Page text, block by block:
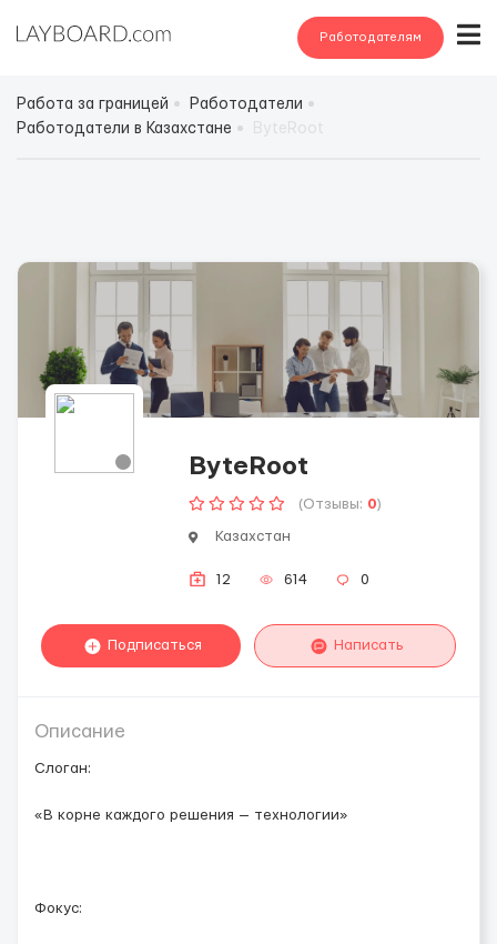
Работодателям
Работа за границей
Работодатели
Работодатели в Казахстане
ByteRoot
(Отзывы: 0)
Казахстан
12 614 0
Подписаться Написать
Описание
Слоган:
«В корне каждого решения — технологии»
Фокус: